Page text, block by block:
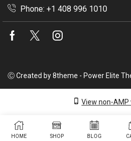
Phone: +1 408 996 1010
Facebook
Twitter
Ⓒ Created by 8theme - Power Elite
View non-AMP
HOME SHOP BLOG